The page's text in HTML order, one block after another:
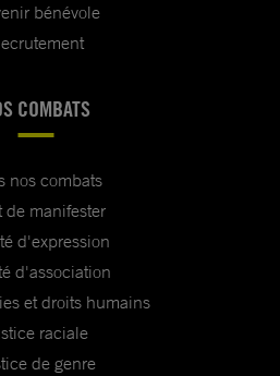
bénévole
COMBATS
nos combats
de manifester
d'expression
d'association
et droits humains
raciale
de genre